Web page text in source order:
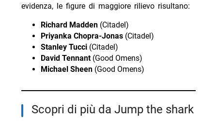
evidenza, le figure di maggiore rilievo risultano:
Richard Madden(Citadel)
Priyanka Chopra-Jonas(Citadel)
Stanley Tucci(Citadel)
David Tennant(Good Omens)
Michael Sheen(Good Omens)
Scopri di più da Jump the shark